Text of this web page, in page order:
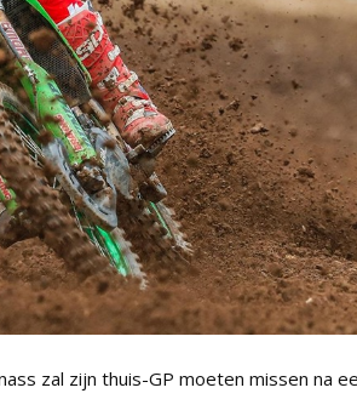
zal zijn thuis-GP moeten missen na